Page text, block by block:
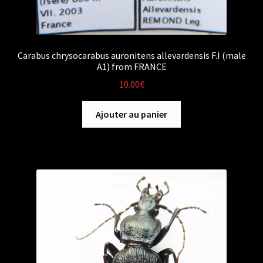
Carabus chrysocarabus auronitens allevardensis F.I (male
A1) from FRANCE
10.00€
Ajouter au panier